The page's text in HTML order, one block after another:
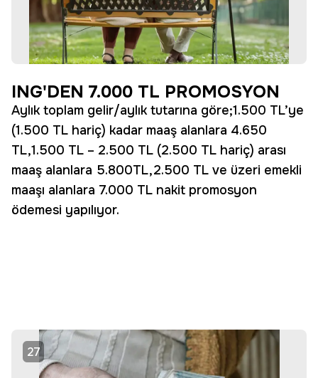
ING'DEN 7.000 TL PROMOSYON
Aylık toplam gelir/aylık tutarına göre;1.500 TL’ye
(1.500 TL hariç) kadar maaş alanlara 4.650
TL,1.500 TL – 2.500 TL (2.500 TL hariç) arası
maaş alanlara 5.800TL,2.500 TL ve üzeri emekli
maaşı alanlara 7.000 TL nakit promosyon
ödemesi yapılıyor.
27